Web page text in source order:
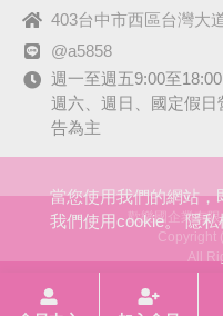
403台中市西區台灣大
@a5858
週一至週五9:00至18:00
週六、週日、國定假
告為主
歡樂國企業有
Copyright
All
當您使用我們的網站，
我們使用cookie。隱私